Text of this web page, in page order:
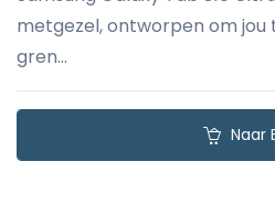
metgezel, ontworpen om
gren...
Naar